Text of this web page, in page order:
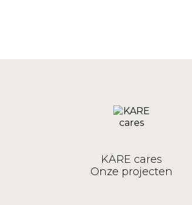
KARE cares
Onze projecten